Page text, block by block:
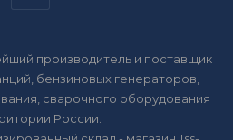
производитель и поставщик
бензиновых генераторов,
сварочного оборудования
России.